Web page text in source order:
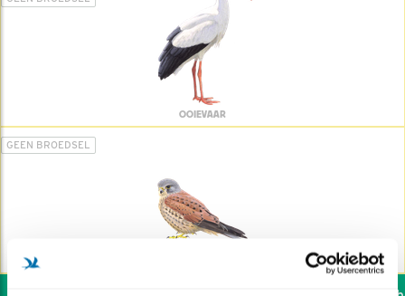
OOIEVAAR
GEEN BROEDSEL